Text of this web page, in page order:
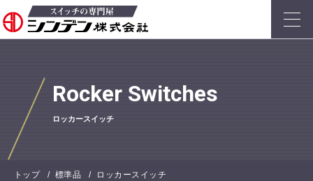
トップ 標準品 ロッカースイッチ
Rocker Switches
ロッカースイッチ